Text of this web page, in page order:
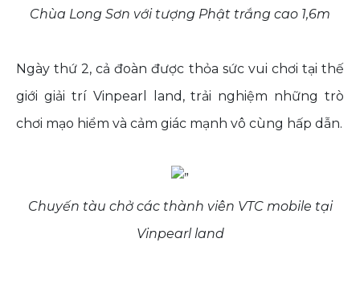
Chùa Long Sơn với tượng Phật trắng cao 1,6m
Ngày thứ 2, cả đoàn được thỏa sức vui chơi tại thế
giới giải trí Vinpearl land, trải nghiệm những trò
chơi mạo hiểm và cảm giác mạnh vô cùng hấp dẫn.
Chuyến tàu chở các thành viên VTC mobile tại
Vinpearl land